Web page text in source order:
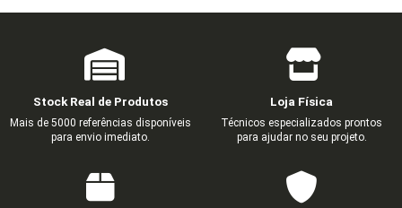
Stock Real de Produtos
Mais de 5000 referências disponíveis
para envio imediato.
Loja Física
Técnicos especializados prontos
para ajudar no seu projeto.